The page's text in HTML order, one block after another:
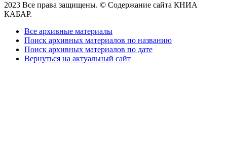
2023 Все права защищены. © Содержание сайта КНИА
КАБАР.
Все архивные материалы
Поиск архивных материалов по названию
Поиск архивных материалов по дате
Вернуться на актуальный сайт